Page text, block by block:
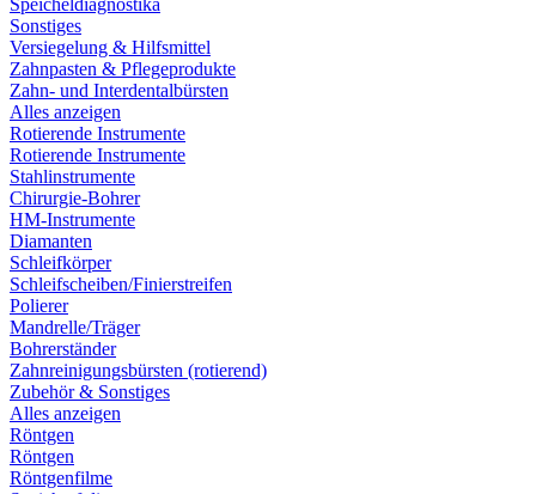
Speicheldiagnostika
Sonstiges
Versiegelung & Hilfsmittel
Zahnpasten & Pflegeprodukte
Zahn- und Interdentalbürsten
Alles anzeigen
Rotierende Instrumente
Rotierende Instrumente
Stahlinstrumente
Chirurgie-Bohrer
HM-Instrumente
Diamanten
Schleifkörper
Schleifscheiben/Finierstreifen
Polierer
Mandrelle/Träger
Bohrerständer
Zahnreinigungsbürsten (rotierend)
Zubehör & Sonstiges
Alles anzeigen
Röntgen
Röntgen
Röntgenfilme